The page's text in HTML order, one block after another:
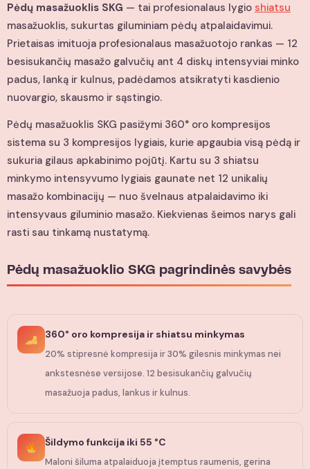
Pėdų masažuoklis SKG — tai profesionalaus lygio shiatsu
masažuoklis, sukurtas giluminiam pėdų atpalaidavimui.
Prietaisas imituoja profesionalaus masažuotojo rankas — 12
besisukančių masažo galvučių ant 4 diskų intensyviai minko
padus, lanką ir kulnus, padėdamos atsikratyti kasdienio
nuovargio, skausmo ir sąstingio.
Pėdų masažuoklis SKG pasižymi 360° oro kompresijos
sistema su 3 kompresijos lygiais, kurie apgaubia visą pėdą ir
sukuria gilaus apkabinimo pojūtį. Kartu su 3 shiatsu
minkymo intensyvumo lygiais gaunate net 12 unikalių
masažo kombinacijų — nuo švelnaus atpalaidavimo iki
intensyvaus giluminio masažo. Kiekvienas šeimos narys gali
rasti sau tinkamą nustatymą.
Pėdų masažuoklio SKG pagrindinės savybės
360° oro kompresija ir shiatsu minkymas
20% stipresnė kompresija ir 30% gilesnis minkymas nei
ankstesnėse versijose. 12 besisukančių galvučių
masažuoja padus, lankus ir kulnus.
Šildymo funkcija iki 55 °C
Maloni šiluma atpalaiduoja įtemptus raumenis, gerina